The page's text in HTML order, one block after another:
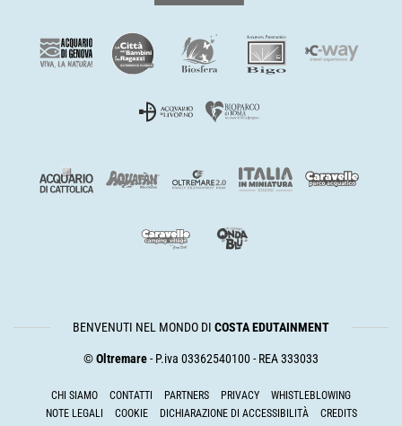
BENVENUTI NEL MONDO DI COSTA EDUTAINMENT
©Oltremare- P.iva 03362540100 - REA 333033
CHI SIAMO CONTATTI PARTNERS PRIVACY
WHISTLEBLOWING
NOTE LEGALI
COOKIE DICHIARAZIONE DI ACCESSIBILITÀ CREDITS